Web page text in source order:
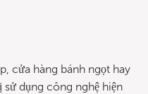
cửa hàng bánh ngọt hay
dụng công nghệ hiện